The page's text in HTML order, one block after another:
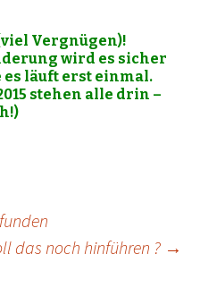
Vergnügen)!
wird es sicher
es läuft erst einmal.
stehen alle drin –
das noch hinführen ? →